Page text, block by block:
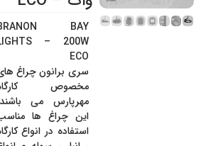
BRANON BAY
LIGHTS – 200W
ECO
سری برانون چراغ های
مخصوص کارگاه
مهرپارس می باشند.
این چراغ ها مناسب
استفاده در انواع کارگاه